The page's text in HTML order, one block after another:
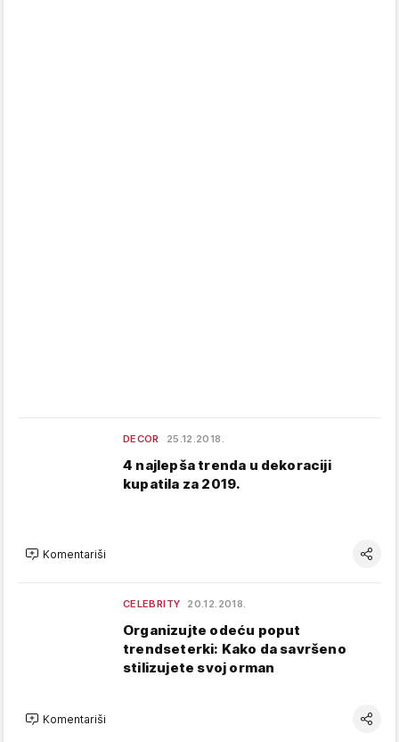
DECOR 25.12.2018.
4 najlepša trenda u dekoraciji
kupatila za 2019.
Komentariši
CELEBRITY 20.12.2018.
Organizujte odeću poput
trendseterki: Kako da savršeno
stilizujete svoj orman
Komentariši